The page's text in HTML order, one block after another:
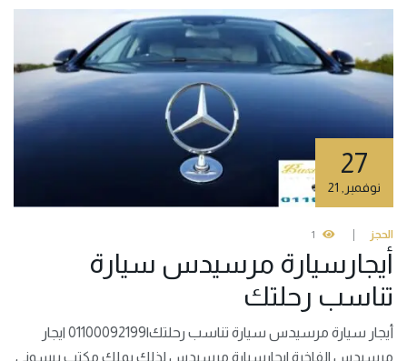
27
نوفمبر
الحجز 1
أيجارسيارة مرسيدس سيارة
تناسب رحلتك
أيجار سيارة مرسيدس سيارة تناسب رحلتك|01100092199 ايجار
مرسيدس الفاخرة ايجارسيارة مرسيدس لذلك يملك مكتب بيسونى